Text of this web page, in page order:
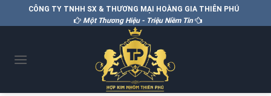
CÔNG TY TNHH SX & THƯƠNG MẠI HOÀNG GIA THIÊN PHÚ
Một Thương Hiệu - Triệu Niềm Tin